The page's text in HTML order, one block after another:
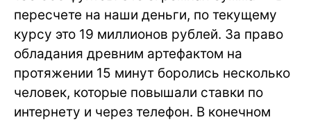
пересчете на наши деньги, по текущему
курсу это 19 миллионов рублей. За право
обладания древним артефактом на
протяжении 15 минут боролись несколько
человек, которые повышали ставки по
интернету и через телефон. В конечном